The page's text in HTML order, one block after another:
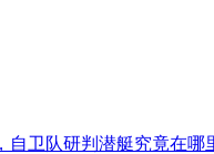
自卫队研判潜艇究竟在哪